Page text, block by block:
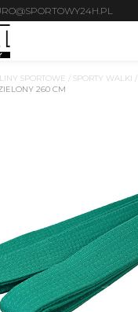
SPORTOWE / SPORTY WALKI /
260 CM